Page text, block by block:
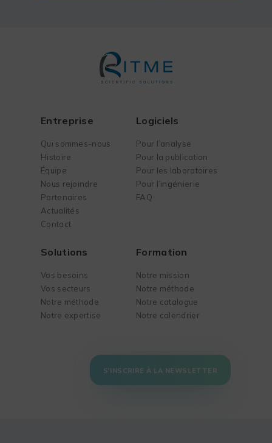
Entreprise
Qui sommes-nous
Histoire
Équipe
Nous rejoindre
Partenaires
Actualités
Contact
Logiciels
Pour l’analyse
Pour la publication
Pour les laboratoires
Pour l’ingénierie
FAQ
Solutions
Vos besoins
Vos secteurs
Notre méthode
Notre expertise
Formation
Notre mission
Notre méthode
Notre catalogue
Notre calendrier
S'INSCRIRE À LA NEWSLETTER